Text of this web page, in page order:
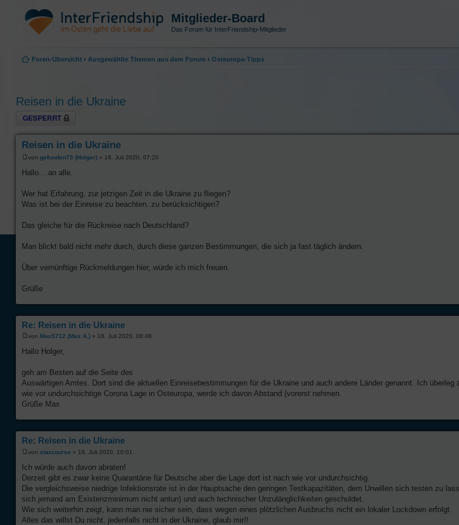
Mitglieder-Board
Das Forum für InterFriendship-Mitglieder
Foren-Übersicht ‹ Ausgewählte Themen aus dem Forum ‹ Osteuropa-Tipps
Reisen in die Ukraine
Thema gesperrt
Reisen in die Ukraine
von gefunden73 (Holger) » 18. Juli 2020, 07:20
Hallo....an alle.
Wer hat Erfahrung, zur jetzigen Zeit in die Ukraine zu fliegen?
Was ist bei der Einreise zu beachten..zu berücksichtigen?
Das gleiche für die Rückreise nach Deutschland?
Man blickt bald nicht mehr durch, durch diese ganzen Bestimmungen, die sich ja fast täglich ändern.
Über vernünftige Rückmeldungen hier, würde ich mich freuen.
Grüße
Re: Reisen in die Ukraine
von Max5712 (Max A.) » 18. Juli 2020, 08:48
Hallo Holger,
geh am Besten auf die Seite des
Auswärtigen Amtes. Dort sind die aktuellen Einreisebestimmungen für die Ukraine und auch andere Länder genannt. Ich
wie vor undurchsichtige Corona Lage in Osteuropa, werde ich davon Abstand (vorerst nehmen.
Grüße Max
Re: Reisen in die Ukraine
von starcourse » 18. Juli 2020, 10:01
Ich würde auch davon abraten!
Derzeit gibt es zwar keine Quarantäne für Deutsche aber die Lage dort ist nach wie vor undurchsichtig.
Die vergleichsweise niedrige Infektionsrate ist in der Hauptsache den geringen Testkapazitäten, dem Unwillen sich testen zu
sich jemand am Existenzminimum nicht antun) und auch technischer Unzulänglichkeiten geschuldet.
Wie sich weiterhin zeigt, kann man nie sicher sein, dass wegen eines plötzlichen Ausbruchs nicht ein lokaler Lockdown erfolgt.
Alles das willst Du nicht, jedenfalls nicht in der Ukraine, glaub mir!!